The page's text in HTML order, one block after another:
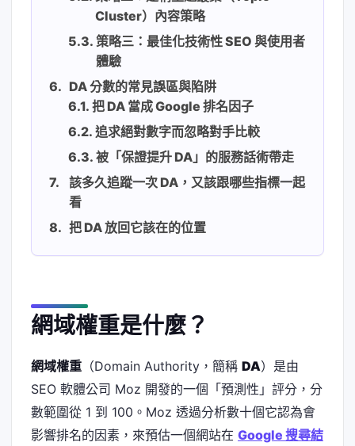
Cluster）內容策略
策略三：最佳化技術性 SEO 與使用者
體驗
DA 分數的常見誤區與陷阱
把 DA 當成 Google 排名因子
追求絕對數字而忽略對手比較
被「保證提升 DA」的服務話術帶走
該多久追蹤一次 DA，又該跟哪些指標一起
看
把 DA 放回它該在的位置
網域權重是什麼？
網域權重 （Domain Authority，簡稱 DA）是由
SEO 軟體公司 Moz 開發的一個「預測性」評分，分
數範圍從 1 到 100。Moz 透過分析數十個它認為會
影響排名的因素，來預估一個網站在 Google 搜尋結